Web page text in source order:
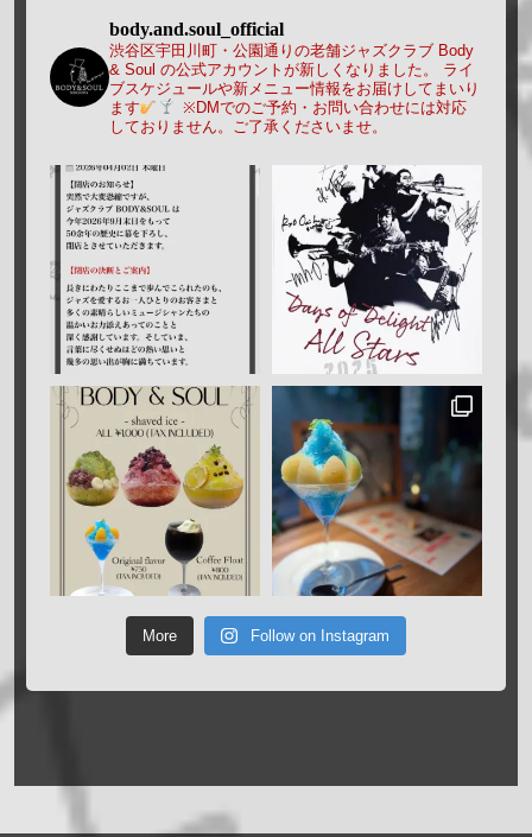
body.and.soul_official
渋谷区宇田川町・公園通りの老舗ジャズクラブ Body
& Soul の公式アカウントが新しくなりました。
ライ
ブスケジュールや新メニュー情報をお届けしてまいり
ます
※DMでのご予約・お問い合わせには対応
しておりません。ご了承くださいませ。
More Follow on Instagram